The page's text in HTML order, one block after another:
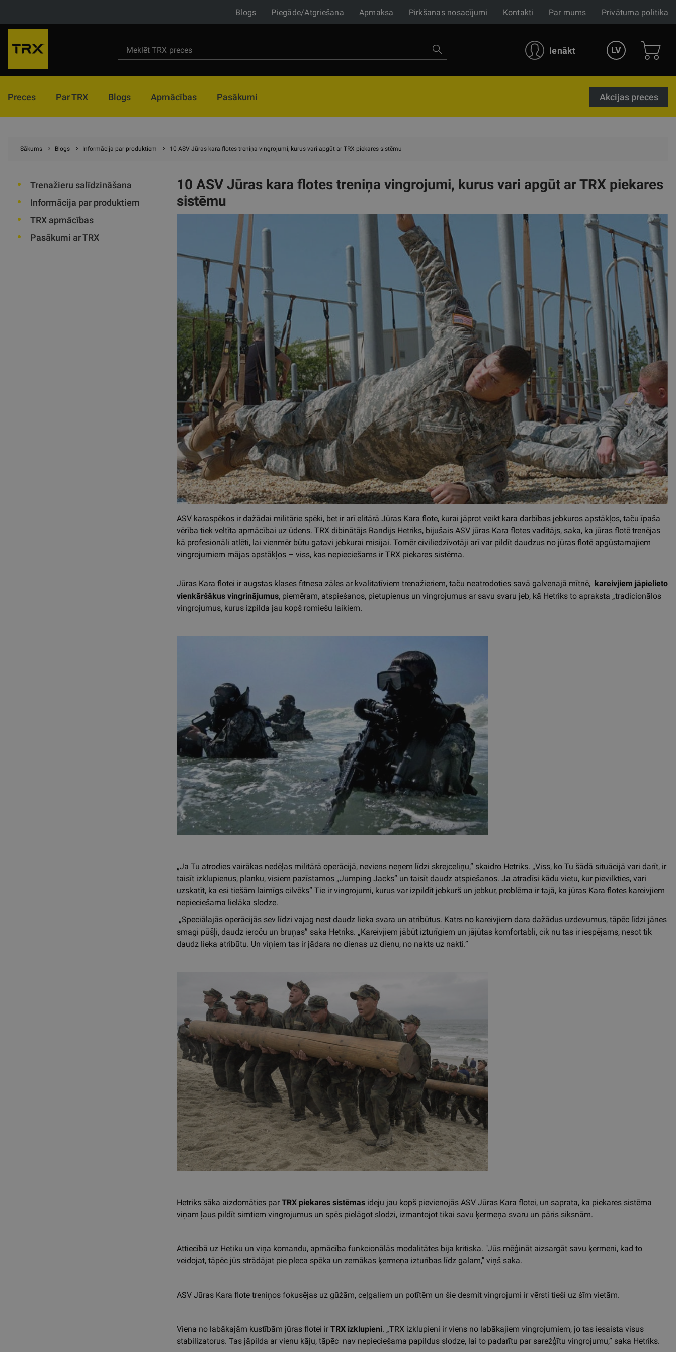
Blogs Piegāde/Atgriešana Apmaksa Pirkšanas nosacījumi Kontakti Par mums Privātuma politika
Ienākt LV
Preces Par TRX Blogs Apmācības Pasākumi Akcijas preces
Sākums Blogs Informācija par produktiem 10 ASV Jūras kara flotes treniņa vingrojumi, kurus vari apgūt ar TRX piekares sistēmu
Trenažieru salīdzināšana
Informācija par produktiem
TRX apmācības
Pasākumi ar TRX
10 ASV Jūras kara flotes treniņa vingrojumi, kurus vari apgūt ar TRX piekares
sistēmu
ASV karaspēkos ir dažādai militārie spēki, bet ir arī elitārā Jūras Kara flote, kurai jāprot veikt kara darbības jebkuros apstākļos, taču īpaša
vērība tiek veltīta apmācībai uz ūdens. TRX dibinātājs Randijs Hetriks, bijušais ASV jūras Kara flotes vadītājs, saka, ka jūras flotē trenējas
kā profesionāli atlēti, lai vienmēr būtu gatavi jebkurai misijai. Tomēr civiliedzīvotāji arī var pildīt daudzus no jūras flotē apgūstamajiem
vingrojumiem mājas apstākļos – viss, kas nepieciešams ir TRX piekares sistēma.
Jūras Kara flotei ir augstas klases fitnesa zāles ar kvalitatīviem trenažieriem, taču neatrodoties savā galvenajā mītnē, kareivjiem jāpielieto
vienkāršākus vingrinājumus, piemēram, atspiešanos, pietupienus un vingrojumus ar savu svaru jeb, kā Hetriks to apraksta „tradicionālos
vingrojumus, kurus izpilda jau kopš romiešu laikiem.
„Ja Tu atrodies vairākas nedēļas militārā operācijā, neviens neņem līdzi skrejceliņu,” skaidro Hetriks. „Viss, ko Tu šādā situācijā vari darīt, ir
taisīt izklupienus, planku, visiem pazīstamos „Jumping Jacks” un taisīt daudz atspiešanos. Ja atradīsi kādu vietu, kur pievilkties, vari
uzskatīt, ka esi tiešām laimīgs cilvēks” Tie ir vingrojumi, kurus var izpildīt jebkurš un jebkur, problēma ir tajā, ka jūras Kara flotes kareivjiem
nepieciešama lielāka slodze.
„Speciālajās operācijās sev līdzi vajag nest daudz lieka svara un atribūtus. Katrs no kareivjiem dara dažādus uzdevumus, tāpēc līdzi jānes
smagi pūšļi, daudz ieroču un bruņas” saka Hetriks. „Kareivjiem jābūt izturīgiem un jājūtas komfortabli, cik nu tas ir iespējams, nesot tik
daudz lieka atribūtu. Un viņiem tas ir jādara no dienas uz dienu, no nakts uz nakti.”
Hetriks sāka aizdomāties par TRX piekares sistēmas ideju jau kopš pievienojās ASV Jūras Kara flotei, un saprata, ka piekares sistēma
viņam ļaus pildīt simtiem vingrojumus un spēs pielāgot slodzi, izmantojot tikai savu ķermeņa svaru un pāris siksnām.
Attiecībā uz Hetiku un viņa komandu, apmācība funkcionālās modalitātes bija kritiska. "Jūs mēģināt aizsargāt savu ķermeni, kad to
veidojat, tāpēc jūs strādājat pie pleca spēka un zemākas ķermeņa izturības līdz galam," viņš saka.
ASV Jūras Kara flote treniņos fokusējas uz gūžām, ceļgaliem un potītēm un šie desmit vingrojumi ir vērsti tieši uz šīm vietām.
Viena no labākajām kustībām jūras flotei ir TRX izklupieni. „TRX izklupieni ir viens no labākajiem vingrojumiem, jo tas iesaista visus
stabilizatorus. Tas jāpilda ar vienu kāju, tāpēc nav nepieciešama papildus slodze, lai to padarītu par sarežģītu vingrojumu,” saka Hetriks.